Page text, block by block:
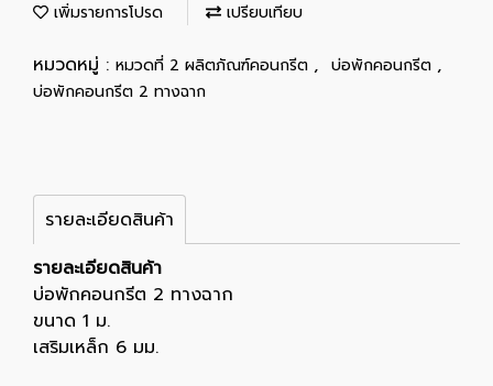
เพิ่มรายการโปรด เปรียบเทียบ
หมวดหมู่ : หมวดที่ 2 ผลิตภัณฑ์คอนกรีต , บ่อพักคอนกรีต ,
บ่อพักคอนกรีต 2 ทางฉาก
รายละเอียดสินค้า
รายละเอียดสินค้า
บ่อพักคอนกรีต 2 ทางฉาก
ขนาด 1 ม.
เสริมเหล็ก 6 มม.